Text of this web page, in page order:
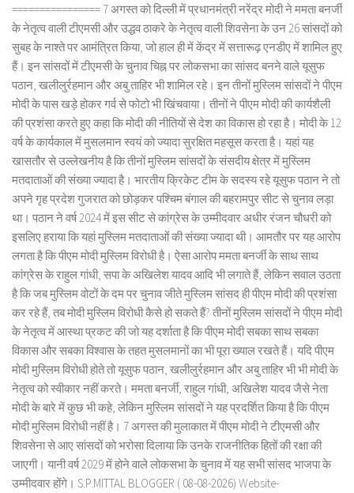
================ 7 अगस्त को दिल्ली में प्रधानमंत्री नरेंद्र मोदी ने ममता बनर्जी
के नेतृत्व वाली टीएमसी और उद्धव ठाकरे के नेतृत्व वाली शिवसेना के उन 26 सांसदों को
सुबह के नाश्ते पर आमंत्रित किया, जो हाल ही में केंद्र में सत्तारूढ़ एनडीए में शामिल हुए
हैं। इन सांसदों में टीएमसी के चुनाव चिह्न पर लोकसभा का सांसद बनने वाले यूसुफ
पठान, खलीलुर्रहमान और अबु ताहिर भी शामिल रहे। इन तीनों मुस्लिम सांसदों ने पीएम
मोदी के पास खड़े होकर गर्व से फोटो भी खिंचवाया। तीनों ने पीएम मोदी की कार्यशैली
की प्रशंसा करते हुए कहा कि मोदी की नीतियों से देश का विकास हो रहा है। मोदी के 12
वर्ष के कार्यकाल में मुसलमान स्वयं को ज्यादा सुरक्षित महसूस करता है। यहां यह
खासतौर से उल्लेखनीय है कि तीनों मुस्लिम सांसदों के संसदीय क्षेत्र में मुस्लिम
मतदाताओं की संख्या ज्यादा है। भारतीय क्रिकेट टीम के सदस्य रहे यूसुफ पठान ने तो
अपने गृह प्रदेश गुजरात को छोड़कर पश्चिम बंगाल की बहरामपुर सीट से चुनाव लड़ा
था। पठान ने वर्ष 2024 में इस सीट से कांग्रेस के उम्मीदवार अधीर रंजन चौधरी को
इसलिए हराया कि यहां मुस्लिम मतदाताओं की संख्या ज्यादा थी। आमतौर पर यह आरोप
लगता है कि पीएम मोदी मुस्लिम विरोधी है। ऐसा आरोप ममता बनर्जी के साथ साथ
कांग्रेस के राहुल गांधी, सपा के अखिलेश यादव आदि भी लगाते हैं, लेकिन सवाल उठता
है कि जब मुस्लिम वोटों के दम पर चुनाव जीते मुस्लिम सांसद ही पीएम मोदी की प्रशंसा
कर रहे हैं, तब मोदी मुस्लिम विरोधी कैसे हो सकते हैं? तीनों मुस्लिम सांसदों ने पीएम मोदी
के नेतृत्व में आस्था प्रकट की जो यह दर्शाता है कि पीएम मोदी सबका साथ सबका
विकास और सबका विश्वास के तहत मुसलमानों का भी पूरा ख्याल रखते हैं। यदि पीएम
मोदी मुस्लिम विरोधी होते तो यूसुफ पठान, खलीलुर्रहमान और अबु ताहिर भी भी मोदी के
नेतृत्व को स्वीकार नहीं करते। ममता बनर्जी, राहुल गांधी, अखिलेश यादव जैसे नेता
मोदी के बारे में कुछ भी कहे, लेकिन मुस्लिम सांसदों ने यह प्रदर्शित किया है कि पीएम
मोदी मुस्लिम विरोधी नहीं है। 7 अगस्त की मुलाकात में पीएम मोदी ने टीएमसी और
शिवसेना से आए सांसदों को भरोसा दिलाया कि उनके राजनीतिक हितों की रक्षा की
जाएगी। यानी वर्ष 2029 में होने वाले लोकसभा के चुनाव में यह सभी सांसद भाजपा के
उम्मीदवार होंगे। S.P.MITTAL BLOGGER ( 08-08-2026) Website-